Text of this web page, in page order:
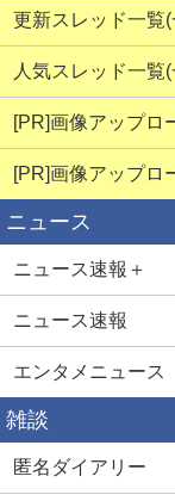
更新スレッド一覧
人気スレッド一覧
[PR]画像アップロ
[PR]画像アップロ
ニュース
ニュース速報＋
ニュース速報
エンタメニュース
雑談
匿名ダイアリー